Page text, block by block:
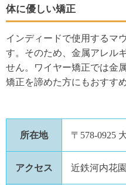
体に優しい矯正
インディードで使用するマ
す。そのため、金属アレル
せん。ワイヤー矯正では金
矯正を諦めた方にもおすす
所在地 〒578-0925
アクセス 近鉄河内花